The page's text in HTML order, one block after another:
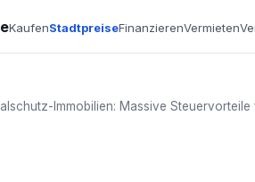
KaufenStadtpreiseFinanzierenVermieten
Immobilien: Massive